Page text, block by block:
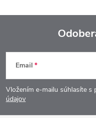
Z
á
p
Email
Vložením e-mailu súhlasíte s
údajov